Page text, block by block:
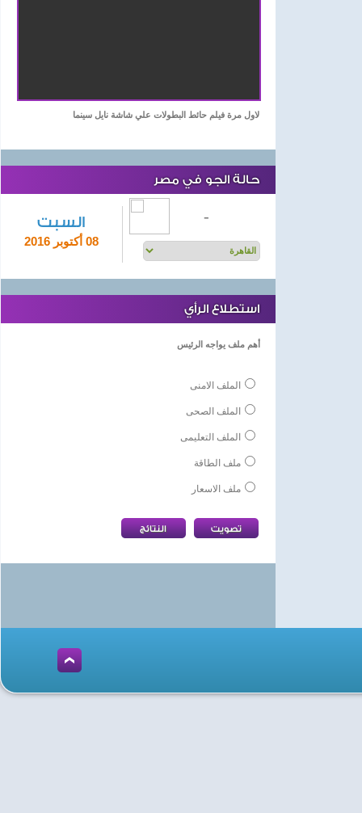
لاول مرة فيلم حائط البطولات علي شاشة نايل سينما
حالة الجو في مصر
السبت
08 أكتوبر 2016
-
استطلاع الرأي
أهم ملف يواجه الرئيس
الملف الامنى
الملف الصحى
الملف التعليمى
ملف الطاقة
ملف الاسعار